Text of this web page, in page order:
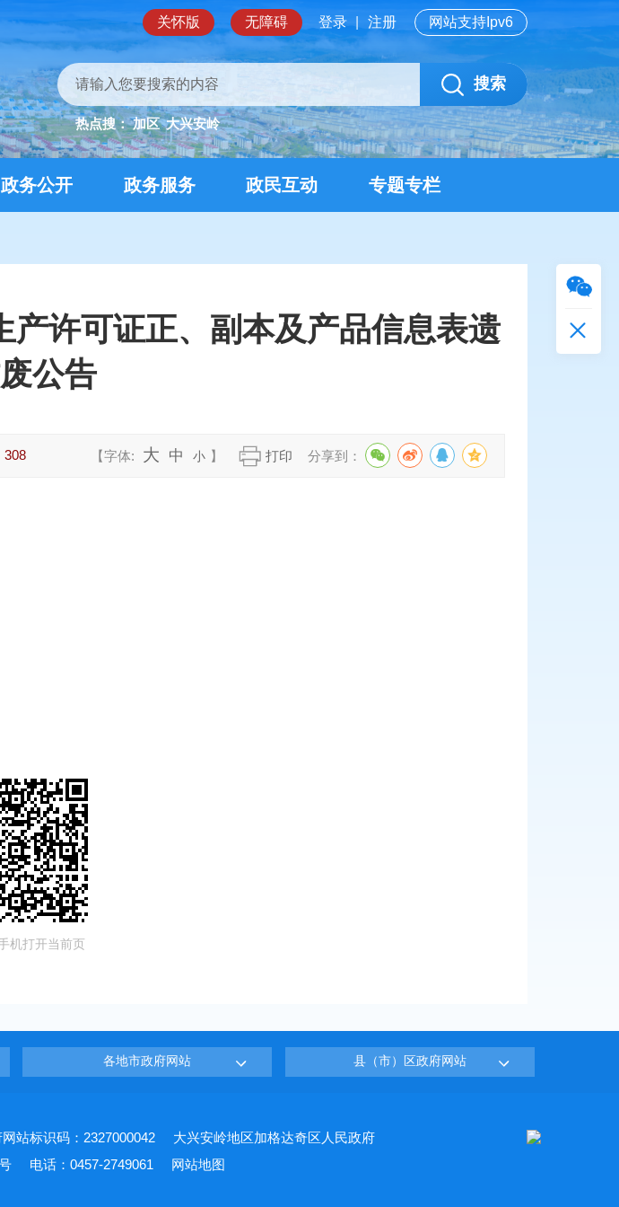
关怀版 无障碍 网站支持Ipv6
登录 注册
搜索
热点搜： 加区 大兴安岭
政务公开 政务服务 政民互动 专题专栏
许可证正、副本及产品信息表遗
公告
308 【字体: 大 中 小 】 打印 分享到：
机打开当前页
各地市政府网站 县（市）区政府网站
站标识码：2327000042
大兴安岭地区加格达奇区人民政府
电话：0457-2749061 网站地图